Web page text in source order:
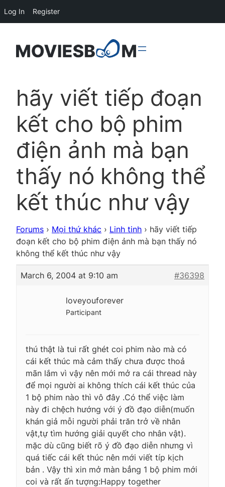
hãy viết tiếp đoạn
kết cho bộ phim
điện ảnh mà bạn
thấy nó không thể
kết thúc như vậy
Forums › Mọi thứ khác › Linh tinh › hãy viết tiếp
đoạn kết cho bộ phim điện ảnh mà bạn thấy nó
không thể kết thúc như vậy
March 6, 2004 at 9:10 am #36398
loveyouforever
Participant
thú thật là tui rất ghét coi phim nào mà có
cái kết thúc mà cảm thấy chưa được thoả
mãn lắm vì vậy nên mới mở ra cái thread này
để mọi người ai không thích cái kết thúc của
1 bộ phim nào thì vô đây .Có thể việc làm
này đi chệch hướng với ý đồ đạo diễn(muốn
khán giả mỗi người phải trăn trở về nhân
vật,tự tìm hướng giải quyết cho nhân vật).
mặc dù cũng biết rõ ý đồ đạo diễn nhưng vì
quá tiếc cái kết thúc nên mới viết típ kịch
bản . Vậy thì xin mở màn bẳng 1 bộ phim mới
coi và rất ấn tượng:Happy together
Log In Register